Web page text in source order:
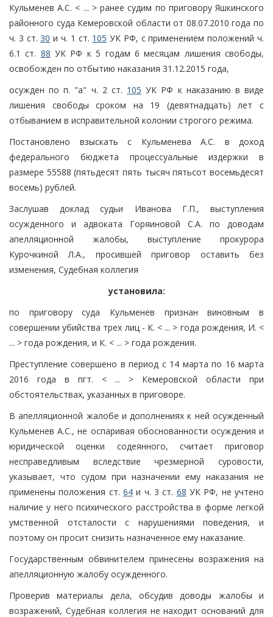
Кульменев А.С. < ... > ранее судим по приговору Яшкинского
районного суда Кемеровской области от 08.07.2010 года по
ч. 3 ст.30 и ч. 1 ст. 105 УК РФ, с применением положений ч.
6.1 ст. 88 УК РФ к 5 годам 6 месяцам лишения свободы,
освобожден по отбытию наказания 31.12.2015 года,
осужден по п. "а" ч. 2 ст. 105 УК РФ к наказанию в виде
лишения свободы сроком на 19 (девятнадцать) лет с
отбыванием в исправительной колонии строгого режима.
Постановлено взыскать с Кульменева А.С. в доход
федерального бюджета процессуальные издержки в
размере 55588 (пятьдесят пять тысяч пятьсот восемьдесят
восемь) рублей.
Заслушав доклад судьи Иванова Г.П., выступления
осужденного и адвоката Горяиновой С.А. по доводам
апелляционной жалобы, выступление прокурора
Курочкиной Л.А., просившей приговор оставить без
изменения, Судебная коллегия
установила:
по приговору суда Кульменев признан виновным в
совершении убийства трех лиц - К. < ... > года рождения, И. <
... > года рождения, и К. < ... > года рождения.
Преступление совершено в период с 14 марта по 16 марта
2016 года в пгт. < ... > Кемеровской области при
обстоятельствах, указанных в приговоре.
В апелляционной жалобе и дополнениях к ней осужденный
Кульменев А.С., не оспаривая обоснованности осуждения и
юридической оценки содеянного, считает приговор
несправедливым вследствие чрезмерной суровости,
указывает, что судом при назначении ему наказания не
применены положения ст. 64 и ч. 3 ст. 68 УК РФ, не учтено
наличие у него психического расстройства в форме легкой
умственной отсталости с нарушениями поведения, и
поэтому он просит снизить назначенное ему наказание.
Государственным обвинителем принесены возражения на
апелляционную жалобу осужденного.
Проверив материалы дела, обсудив доводы жалобы и
возражений, Судебная коллегия не находит оснований для